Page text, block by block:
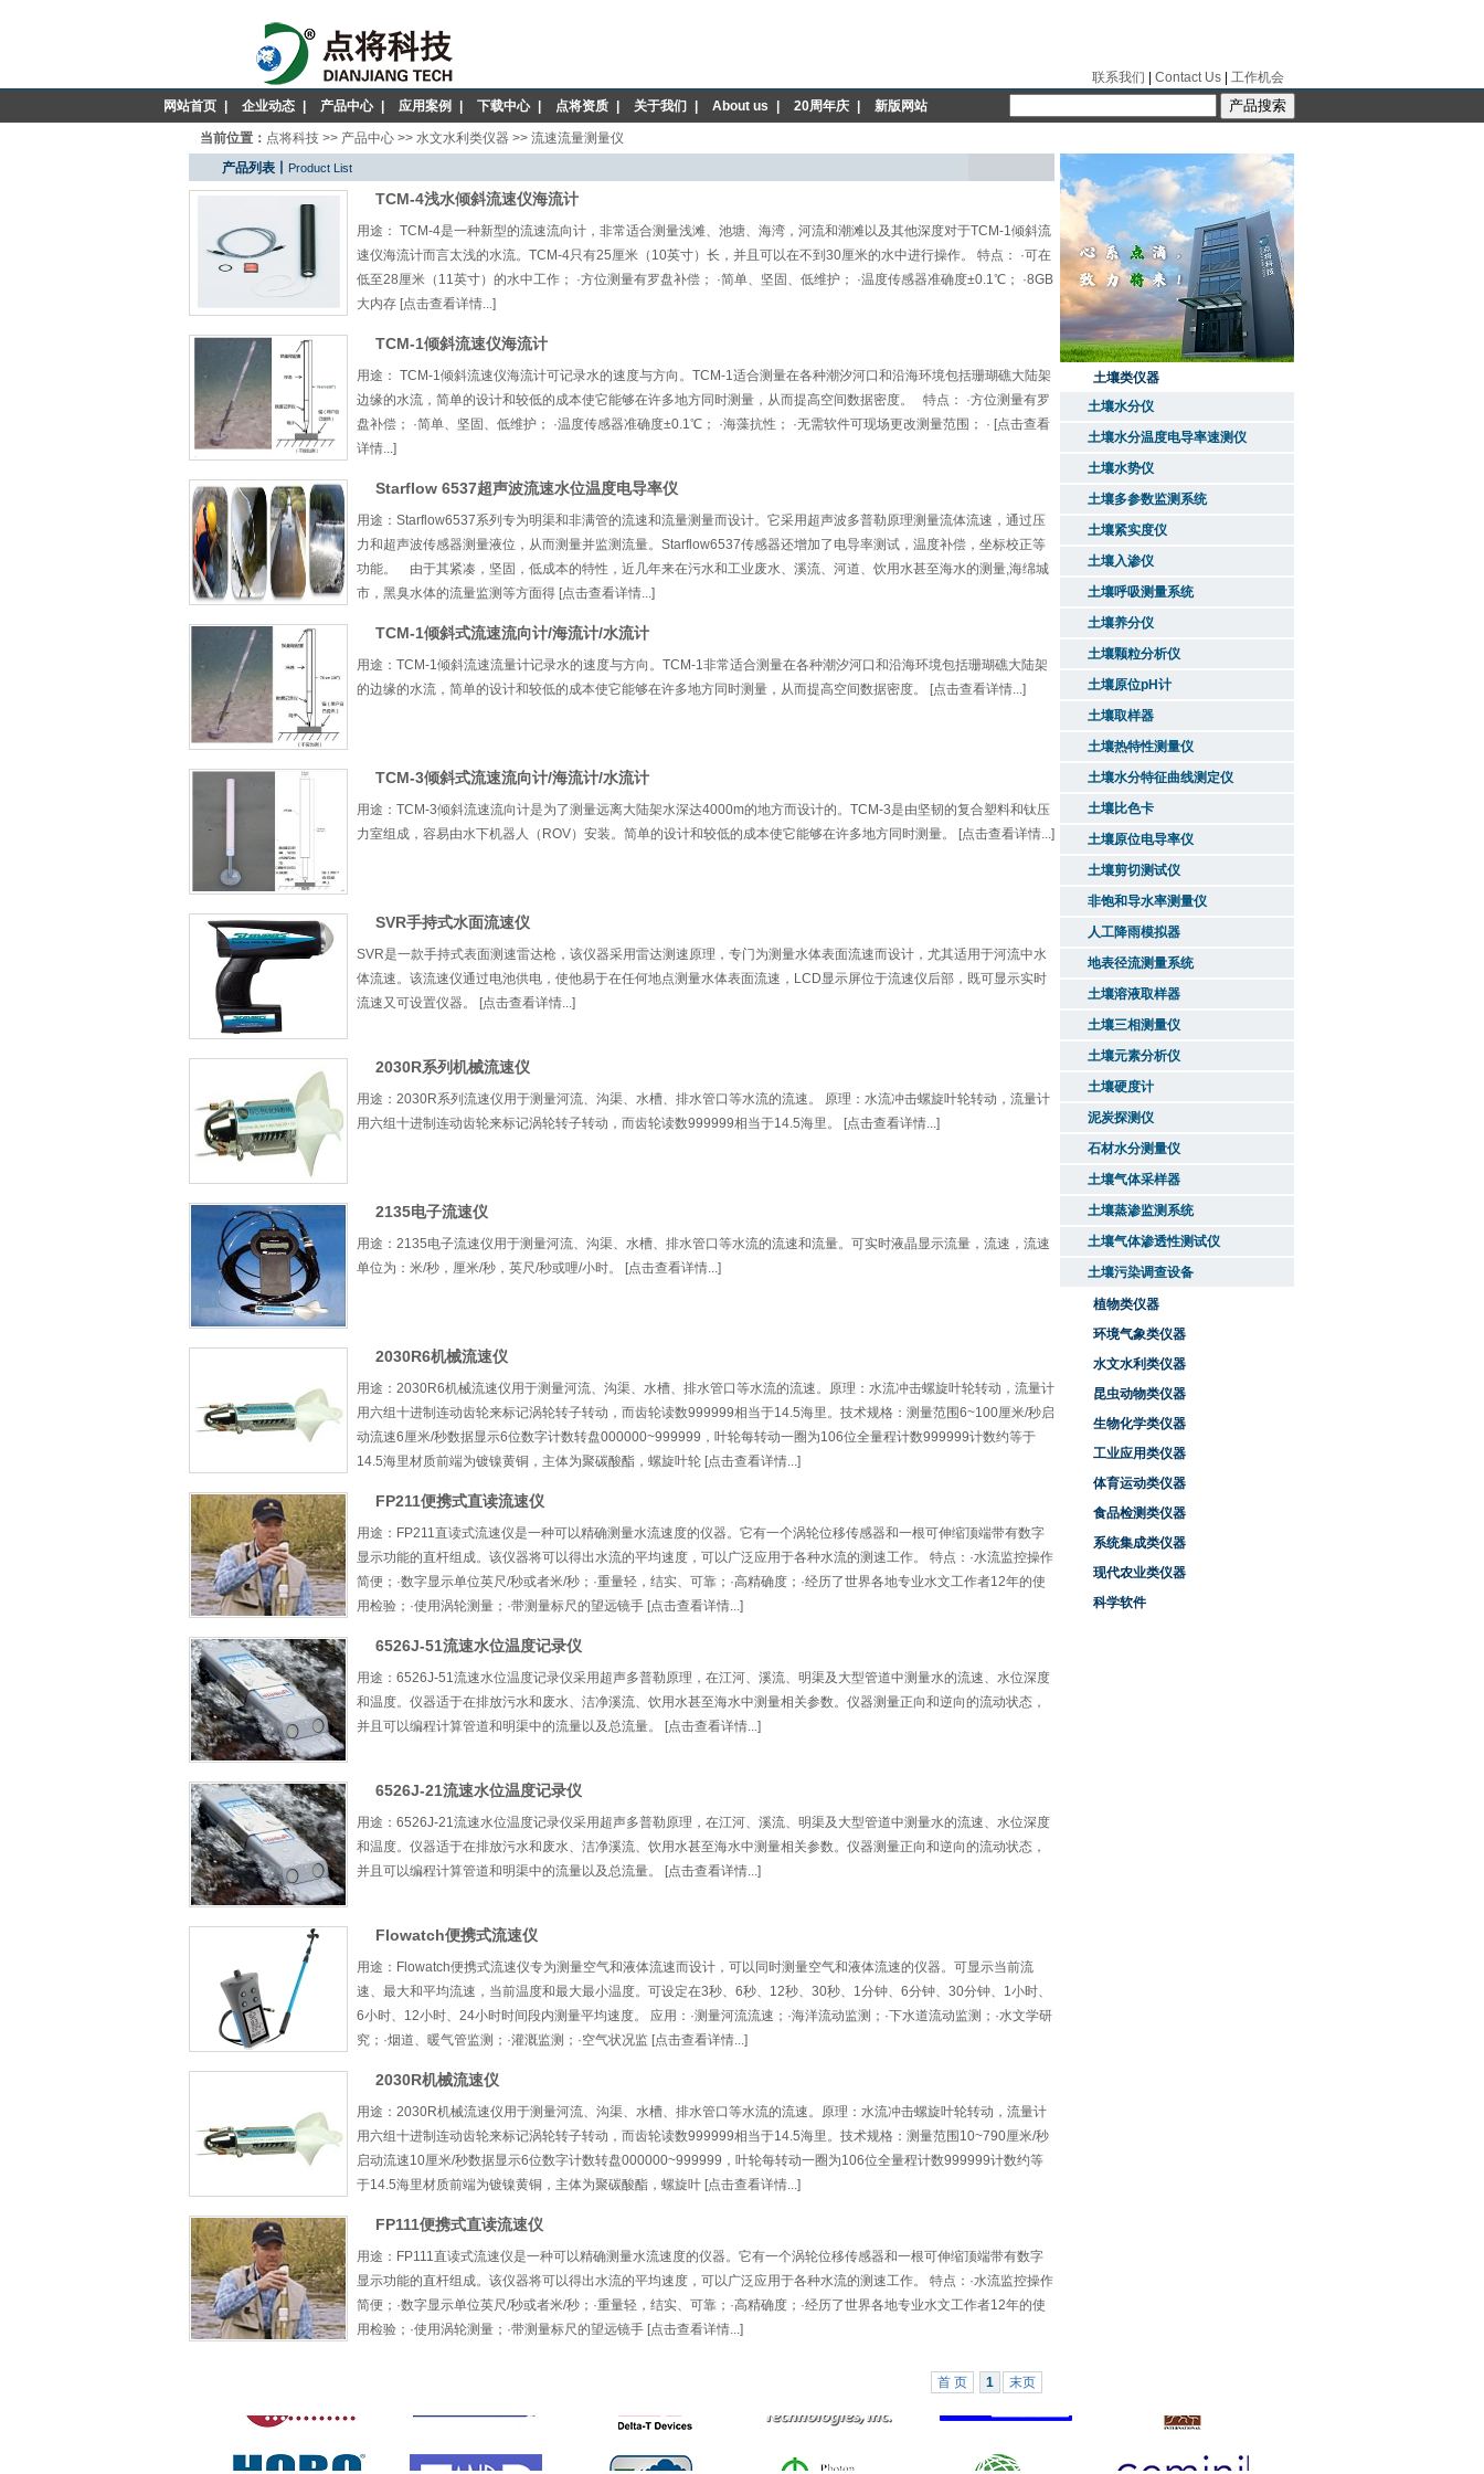
联系我们 Contact Us
工作机会
网站首页
企业动态 产品中心 应用案例 下载中心 点将资质 关于我们 About us 20周年庆 新版网站
当前位置： 点将科技 >> 产品中心 >> 水文水利类仪器 >> 流速流量测量仪
产品列表丨
Product List
TCM-4浅水倾斜流速仪海流计
用途： TCM-4是一种新型的流速流向计，非常适合测量浅滩、池塘、海湾，河流和潮滩以及其他深度对于TCM-1倾斜流
速仪海流计而言太浅的水流。TCM-4只有25厘米（10英寸）长，并且可以在不到30厘米的水中进行操作。 特点： ·可在
低至28厘米（11英寸）的水中工作； ·方位测量有罗盘补偿； ·简单、坚固、低维护； ·温度传感器准确度±0.1℃； ·8GB
大内存 [点击查看详情...]
TCM-1倾斜流速仪海流计
用途： TCM-1倾斜流速仪海流计可记录水的速度与方向。TCM-1适合测量在各种潮汐河口和沿海环境包括珊瑚礁大陆架
边缘的水流，简单的设计和较低的成本使它能够在许多地方同时测量，从而提高空间数据密度。 特点： ·方位测量有罗
盘补偿； ·简单、坚固、低维护； ·温度传感器准确度±0.1℃； ·海藻抗性； ·无需软件可现场更改测量范围； · [点击查看
详情...]
Starflow 6537超声波流速水位温度电导率仪
用途：Starflow6537系列专为明渠和非满管的流速和流量测量而设计。它采用超声波多普勒原理测量流体流速，通过压
力和超声波传感器测量液位，从而测量并监测流量。Starflow6537传感器还增加了电导率测试，温度补偿，坐标校正等
功能。 由于其紧凑，坚固，低成本的特性，近几年来在污水和工业废水、溪流、河道、饮用水甚至海水的测量,海绵城
市，黑臭水体的流量监测等方面得 [点击查看详情...]
TCM-1倾斜式流速流向计/海流计/水流计
用途：TCM-1倾斜流速流量计记录水的速度与方向。TCM-1非常适合测量在各种潮汐河口和沿海环境包括珊瑚礁大陆架
的边缘的水流，简单的设计和较低的成本使它能够在许多地方同时测量，从而提高空间数据密度。 [点击查看详情...]
TCM-3倾斜式流速流向计/海流计/水流计
用途：TCM-3倾斜流速流向计是为了测量远离大陆架水深达4000m的地方而设计的。TCM-3是由坚韧的复合塑料和钛压
力室组成，容易由水下机器人（ROV）安装。简单的设计和较低的成本使它能够在许多地方同时测量。 [点击查看详情...]
SVR手持式水面流速仪
SVR是一款手持式表面测速雷达枪，该仪器采用雷达测速原理，专门为测量水体表面流速而设计，尤其适用于河流中水
体流速。该流速仪通过电池供电，使他易于在任何地点测量水体表面流速，LCD显示屏位于流速仪后部，既可显示实时
流速又可设置仪器。 [点击查看详情...]
2030R系列机械流速仪
用途：2030R系列流速仪用于测量河流、沟渠、水槽、排水管口等水流的流速。 原理：水流冲击螺旋叶轮转动，流量计
用六组十进制连动齿轮来标记涡轮转子转动，而齿轮读数999999相当于14.5海里。 [点击查看详情...]
2135电子流速仪
用途：2135电子流速仪用于测量河流、沟渠、水槽、排水管口等水流的流速和流量。可实时液晶显示流量，流速，流速
单位为：米/秒，厘米/秒，英尺/秒或哩/小时。 [点击查看详情...]
2030R6机械流速仪
用途：2030R6机械流速仪用于测量河流、沟渠、水槽、排水管口等水流的流速。原理：水流冲击螺旋叶轮转动，流量计
用六组十进制连动齿轮来标记涡轮转子转动，而齿轮读数999999相当于14.5海里。技术规格：测量范围6~100厘米/秒启
动流速6厘米/秒数据显示6位数字计数转盘000000~999999，叶轮每转动一圈为106位全量程计数999999计数约等于
14.5海里材质前端为镀镍黄铜，主体为聚碳酸酯，螺旋叶轮 [点击查看详情...]
FP211便携式直读流速仪
用途：FP211直读式流速仪是一种可以精确测量水流速度的仪器。它有一个涡轮位移传感器和一根可伸缩顶端带有数字
显示功能的直杆组成。该仪器将可以得出水流的平均速度，可以广泛应用于各种水流的测速工作。 特点：·水流监控操作
简便；·数字显示单位英尺/秒或者米/秒；·重量轻，结实、可靠；·高精确度；·经历了世界各地专业水文工作者12年的使
用检验；·使用涡轮测量；·带测量标尺的望远镜手 [点击查看详情...]
6526J-51流速水位温度记录仪
用途：6526J-51流速水位温度记录仪采用超声多普勒原理，在江河、溪流、明渠及大型管道中测量水的流速、水位深度
和温度。仪器适于在排放污水和废水、洁净溪流、饮用水甚至海水中测量相关参数。仪器测量正向和逆向的流动状态，
并且可以编程计算管道和明渠中的流量以及总流量。 [点击查看详情...]
6526J-21流速水位温度记录仪
用途：6526J-21流速水位温度记录仪采用超声多普勒原理，在江河、溪流、明渠及大型管道中测量水的流速、水位深度
和温度。仪器适于在排放污水和废水、洁净溪流、饮用水甚至海水中测量相关参数。仪器测量正向和逆向的流动状态，
并且可以编程计算管道和明渠中的流量以及总流量。 [点击查看详情...]
Flowatch便携式流速仪
用途：Flowatch便携式流速仪专为测量空气和液体流速而设计，可以同时测量空气和液体流速的仪器。可显示当前流
速、最大和平均流速，当前温度和最大最小温度。可设定在3秒、6秒、12秒、30秒、1分钟、6分钟、30分钟、1小时、
6小时、12小时、24小时时间段内测量平均速度。 应用：·测量河流流速；·海洋流动监测；·下水道流动监测；·水文学研
究；·烟道、暖气管监测；·灌溉监测；·空气状况监 [点击查看详情...]
2030R机械流速仪
用途：2030R机械流速仪用于测量河流、沟渠、水槽、排水管口等水流的流速。原理：水流冲击螺旋叶轮转动，流量计
用六组十进制连动齿轮来标记涡轮转子转动，而齿轮读数999999相当于14.5海里。技术规格：测量范围10~790厘米/秒
启动流速10厘米/秒数据显示6位数字计数转盘000000~999999，叶轮每转动一圈为106位全量程计数999999计数约等
于14.5海里材质前端为镀镍黄铜，主体为聚碳酸酯，螺旋叶 [点击查看详情...]
FP111便携式直读流速仪
用途：FP111直读式流速仪是一种可以精确测量水流速度的仪器。它有一个涡轮位移传感器和一根可伸缩顶端带有数字
显示功能的直杆组成。该仪器将可以得出水流的平均速度，可以广泛应用于各种水流的测速工作。 特点：·水流监控操作
简便；·数字显示单位英尺/秒或者米/秒；·重量轻，结实、可靠；·高精确度；·经历了世界各地专业水文工作者12年的使
用检验；·使用涡轮测量；·带测量标尺的望远镜手 [点击查看详情...]
首 页 1 末页
土壤类仪器
土壤水分仪
土壤水分温度电导率速测仪
土壤水势仪
土壤多参数监测系统
土壤紧实度仪
土壤入渗仪
土壤呼吸测量系统
土壤养分仪
土壤颗粒分析仪
土壤原位pH计
土壤取样器
土壤热特性测量仪
土壤水分特征曲线测定仪
土壤比色卡
土壤原位电导率仪
土壤剪切测试仪
非饱和导水率测量仪
人工降雨模拟器
地表径流测量系统
土壤溶液取样器
土壤三相测量仪
土壤元素分析仪
土壤硬度计
泥炭探测仪
石材水分测量仪
土壤气体采样器
土壤蒸渗监测系统
土壤气体渗透性测试仪
土壤污染调查设备
植物类仪器
环境气象类仪器
水文水利类仪器
昆虫动物类仪器
生物化学类仪器
工业应用类仪器
体育运动类仪器
食品检测类仪器
系统集成类仪器
现代农业类仪器
科学软件